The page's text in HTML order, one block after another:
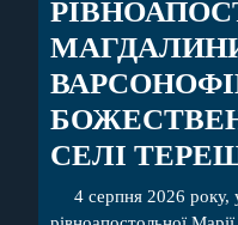
СЕЛІ
4 серпня 2026 року,